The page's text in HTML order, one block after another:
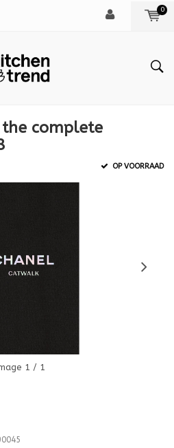
0
complete
OP VOORRAAD
1 / 1